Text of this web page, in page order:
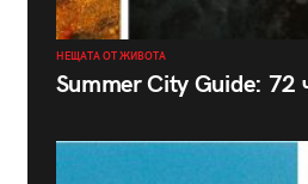
НЕЩАТА ОТ ЖИВОТА
Summer City Guide: 72